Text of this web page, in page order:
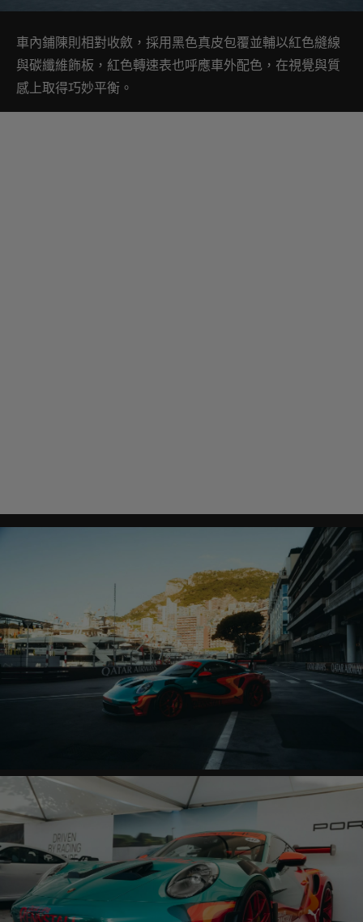
車內鋪陳則相對收斂，採用黑色真皮包覆並輔以紅色縫線
與碳纖維飾板，紅色轉速表也呼應車外配色，在視覺與質
感上取得巧妙平衡。